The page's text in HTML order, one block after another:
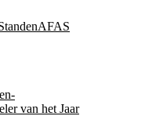
AFAS
van het Jaar